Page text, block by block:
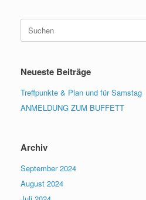
Suchen
nach:
Neueste Beiträge
Treffpunkte & Plan und für Samstag
ANMELDUNG ZUM BUFFETT
Archiv
September 2024
August 2024